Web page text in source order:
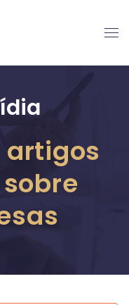
artigos